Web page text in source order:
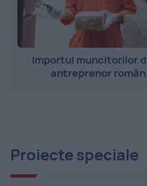
Importul muncitorilor
antreprenor
Proiecte speciale